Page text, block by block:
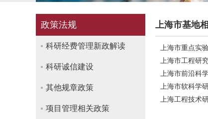
政策法规
科研经费管理新政解读
科研诚信建设
其他规章政策
项目管理相关政策
上海市基地
上海市重点实
上海市工程研
上海市前沿科
上海市软科学
上海工程技术